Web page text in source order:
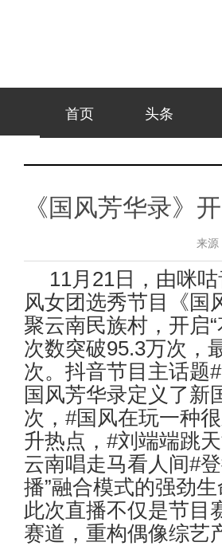
首页 头条
《国风芳华录》
来源
11月 21日，由咪
风女团选秀节目《国
聚云南民族村，开启“
次数突破95.3万次，
次。抖音节目主话题#
国风芳华录定义了新
次， #国风在玩一种
升热点， #刘端端跳
云南唱走马看人间#
播”融合模式的强劲生
此次直播不仅是节目
赛道，重构偶像综艺